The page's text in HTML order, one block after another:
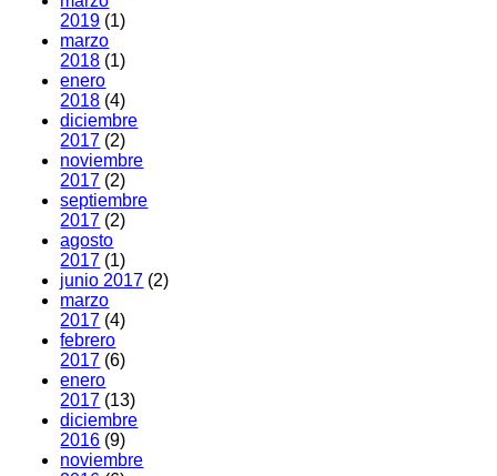
2019 (1)
marzo
2018 (1)
enero
2018 (4)
diciembre
2017 (2)
noviembre
2017 (2)
septiembre
2017 (2)
agosto
2017 (1)
junio 2017 (2)
marzo
2017 (4)
febrero
2017 (6)
enero
2017 (13)
diciembre
2016 (9)
noviembre